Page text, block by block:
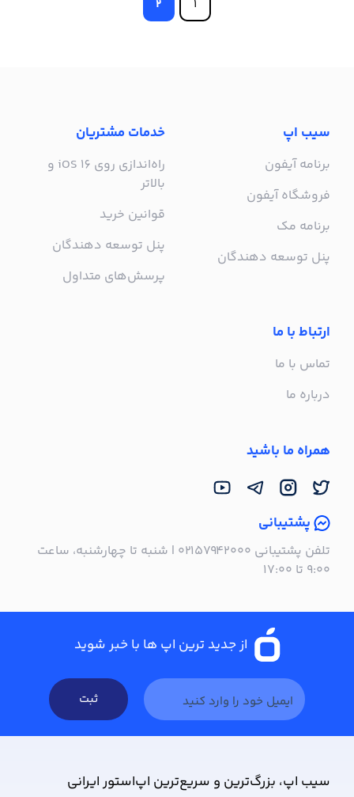
1
2
سیب اپ
برنامه آیفون
فروشگاه آیفون
برنامه مک
پنل توسعه دهندگان
خدمات مشتریان
راه‌اندازی روی iOS 16 و
بالاتر
قوانین خرید
پنل توسعه دهندگان
پرسش‌های متداول
ارتباط با ما
تماس با ما
درباره ما
همراه ما باشید
پشتیبانی
تلفن پشتیبانی ۰۲۱۵۷۹۴۲۰۰۰ | شنبه تا چهارشنبه، ساعت
۹:۰۰ تا ۱۷:۰۰
از جدید ترین اپ ها با خبر شوید
ثبت
سیب ‌اپ، بزرگ‌ترین و سریع‌ترین اپ‌استور ایرانی